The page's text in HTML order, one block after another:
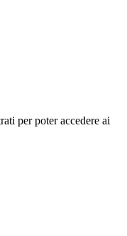
per poter accedere ai